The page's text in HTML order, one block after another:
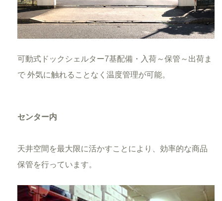
可動式ドックシェルター7基配備・入荷～保管～出荷ま
で 外気に触れることなく温度管理が可能。
センター内
天井空間を最大限に活かすことにより、効率的な商品
保管を行っています。